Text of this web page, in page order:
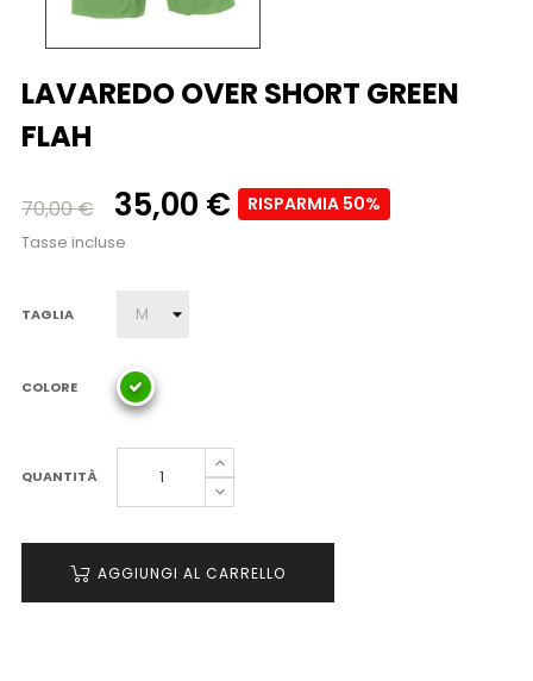
LAVAREDO OVER SHORT GREEN
FLAH
70,00 € 35,00 € RISPARMIA 50%
Tasse incluse
TAGLIA
COLORE
QUANTITÀ
AGGIUNGI AL CARRELLO